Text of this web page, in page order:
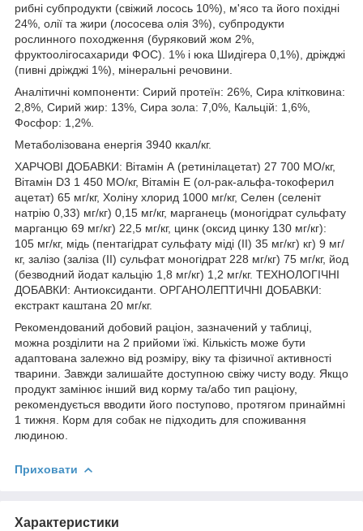
рибні субпродукти (свіжий лосось 10%), м'ясо та його похідні
24%, олії та жири (лососева олія 3%), субпродукти
рослинного походження (буряковий жом 2%,
фруктоолігосахариди ФОС). 1% і юка Шидігера 0,1%), дріжджі
(пивні дріжджі 1%), мінеральні речовини.
Аналітичні компоненти: Сирий протеїн: 26%, Сира клітковина:
2,8%, Сирий жир: 13%, Сира зола: 7,0%, Кальцій: 1,6%,
Фосфор: 1,2%.
Метаболізована енергія 3940 ккал/кг.
ХАРЧОВІ ДОБАВКИ: Вітамін А (ретинілацетат) 27 700 МО/кг,
Вітамін D3 1 450 МО/кг, Вітамін Е (ол-рак-альфа-токоферил
ацетат) 65 мг/кг, Холіну хлорид 1000 мг/кг, Селен (селеніт
натрію 0,33) мг/кг) 0,15 мг/кг, марганець (моногідрат сульфату
марганцю 69 мг/кг) 22,5 мг/кг, цинк (оксид цинку 130 мг/кг):
105 мг/кг, мідь (пентагідрат сульфату міді (II) 35 мг/кг) кг) 9 мг/
кг, залізо (заліза (II) сульфат моногідрат 228 мг/кг) 75 мг/кг, йод
(безводний йодат кальцію 1,8 мг/кг) 1,2 мг/кг. ТЕХНОЛОГІЧНІ
ДОБАВКИ: Антиоксиданти. ОРГАНОЛЕПТИЧНІ ДОБАВКИ:
екстракт каштана 20 мг/кг.
Рекомендований добовий раціон, зазначений у таблиці,
можна розділити на 2 прийоми їжі. Кількість може бути
адаптована залежно від розміру, віку та фізичної активності
тварини. Завжди залишайте доступною свіжу чисту воду. Якщо
продукт замінює інший вид корму та/або тип раціону,
рекомендується вводити його поступово, протягом принаймні
1 тижня. Корм для собак не підходить для споживання
людиною.
Приховати
Характеристики